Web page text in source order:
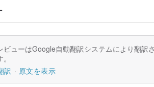
ビューはGoogle自動翻訳システムにより翻訳
訳
原文を表示